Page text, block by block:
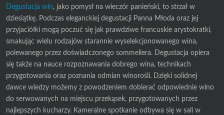
Degustacja win, jako pomysł na wieczór panieński, to strzał w
dziesiątkę. Podczas eleganckiej degustacji Panna Młoda oraz jej
przyjaciółki mogą poczuć się jak prawdziwe francuskie arystokratki,
smakując wielu rodzajów starannie wyselekcjonowanego wina,
polewanego przez doświadczonego sommeliera. Degustacja opiera
się także na nauce rozpoznawania dobrego wina, technikach
przygotowania oraz poznania odmian winorośli. Dzięki solidnej
dawce wiedzy możemy z powodzeniem dobierać odpowiednie wino
do serwowanych na miejscu przekąsek, przygotowanych przez
najlepszych kucharzy. Kameralne spotkanie odbywa się w sali w